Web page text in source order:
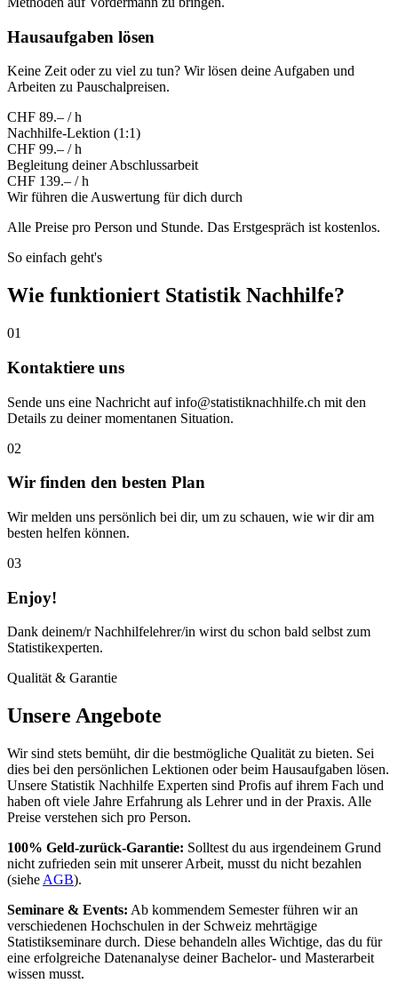
Hausaufgaben lösen
Keine Zeit oder zu viel zu tun? Wir lösen deine Aufgaben und
Arbeiten zu Pauschalpreisen.
CHF 89.– / h
Nachhilfe-Lektion (1:1)
CHF 99.– / h
Begleitung deiner Abschlussarbeit
CHF 139.– / h
Wir führen die Auswertung für dich durch
Alle Preise pro Person und Stunde. Das Erstgespräch ist kostenlos.
So einfach geht's
Wie funktioniert Statistik Nachhilfe?
01
Kontaktiere uns
Sende uns eine Nachricht auf info@statistiknachhilfe.ch mit den
Details zu deiner momentanen Situation.
02
Wir finden den besten Plan
Wir melden uns persönlich bei dir, um zu schauen, wie wir dir am
besten helfen können.
03
Enjoy!
Dank deinem/r Nachhilfelehrer/in wirst du schon bald selbst zum
Statistikexperten.
Qualität & Garantie
Unsere Angebote
Wir sind stets bemüht, dir die bestmögliche Qualität zu bieten. Sei
dies bei den persönlichen Lektionen oder beim Hausaufgaben lösen.
Unsere Statistik Nachhilfe Experten sind Profis auf ihrem Fach und
haben oft viele Jahre Erfahrung als Lehrer und in der Praxis. Alle
Preise verstehen sich pro Person.
100% Geld-zurück-Garantie: Solltest du aus irgendeinem Grund
nicht zufrieden sein mit unserer Arbeit, musst du nicht bezahlen
(siehe AGB).
Seminare & Events: Ab kommendem Semester führen wir an
verschiedenen Hochschulen in der Schweiz mehrtägige
Statistikseminare durch. Diese behandeln alles Wichtige, das du für
eine erfolgreiche Datenanalyse deiner Bachelor- und Masterarbeit
wissen musst.